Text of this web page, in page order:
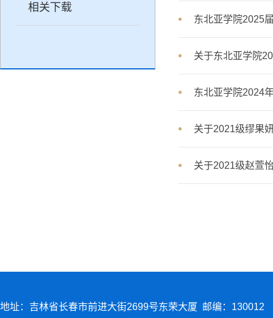
相关下载
东北亚学院2025
关于东北亚学院
东北亚学院2024
关于2021级缪果
关于2021级赵萱
地址：吉林省长春市前进大街2699号东荣大厦 邮编：130012